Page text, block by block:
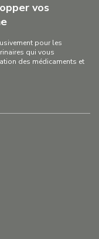
vos
pour les
qui vous
des médicaments et